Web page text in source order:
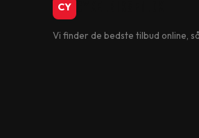
CY
Vi finder de bedste tilbud online,